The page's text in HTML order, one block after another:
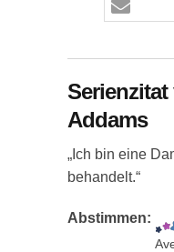
Addams
„Ich bin eine
behandelt.“
Abstimmen: